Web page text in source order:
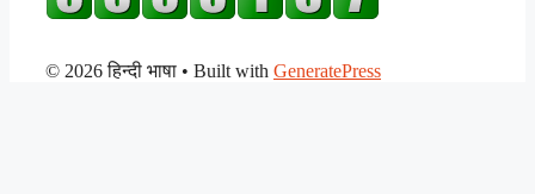
© 2026 हिन्दी भाषा • Built with GeneratePress